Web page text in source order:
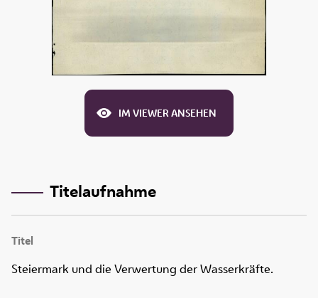
IM VIEWER ANSEHEN
Titelaufnahme
Titel
Steiermark und die Verwertung der Wasserkräfte.